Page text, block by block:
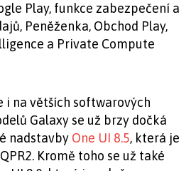
Play, funkce zabezpečení a
Peněženka, Obchod Play,
a Private Compute
i na větších softwarových
Galaxy se už brzy dočká
nadstavby One UI 8.5, která je
Kromě toho se už také